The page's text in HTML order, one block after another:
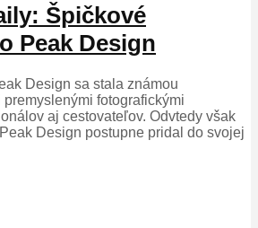
Špičkové
Peak Design
Design sa stala známou
fotografickými
aj cestovateľov. Odvtedy však
Design postupne pridal do svojej